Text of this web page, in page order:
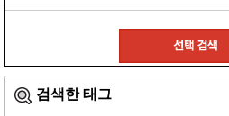
검색한 태그